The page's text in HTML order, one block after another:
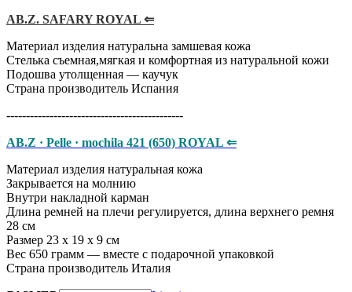
AB.Z. SAFARY ROYAL ⇐
Материал изделия натуральна замшевая кожа
Стелька съемная,мягкая и комфортная из натуральной кожи
Подошва утолщенная — каучук
Страна производитель Испания
---------------------------------------------
AB.Z · Pelle · mochila 421 (650) ROYAL ⇐
Материал изделия натуральная кожа
Закрывается на молнию
Внутри накладной карман
Длина ремней на плечи регулируется, длина верхнего ремня
28 см
Размер 23 х 19 х 9 см
Вес 650 грамм — вместе с подарочной упаковкой
Страна производитель Италия